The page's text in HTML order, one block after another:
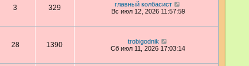
3 329
главный колбасист
Вс июл 12, 2026 11:57:59
28 1390
trobigodnik
Сб июл 11, 2026 17:03:14